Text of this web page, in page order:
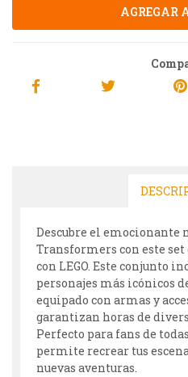
Descubre el emocionante
Transformers con este
con LEGO. Este conjunto
personajes más icónicos
equipado con armas y
garantizan horas de
Perfecto para fans de
permite recrear tus
nuevas aventuras.